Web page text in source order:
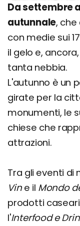
Da settembre
autunnale,
con medie sui
il gelo e,
tanta nebbia.
L'autunno è un
girate per la
monumenti, le
chiese che
attrazioni.
Tra gli eventi di
Vine il Mondo
prodotti
l'Interfood e